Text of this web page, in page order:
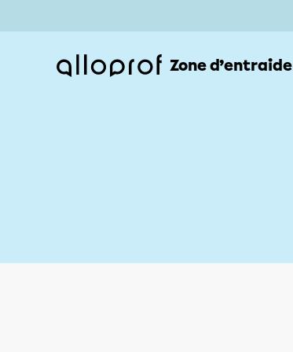
Zone d’entraide